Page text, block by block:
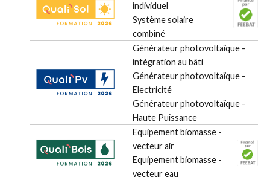
individuel
Système solaire
combiné
Générateur photovoltaïque -
intégration au bâti
Générateur photovoltaïque -
Electricité
Générateur photovoltaïque -
Haute Puissance
Equipement biomasse -
vecteur air
Equipement biomasse -
vecteur eau